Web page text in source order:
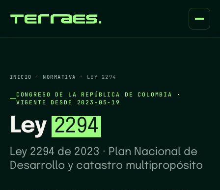
INICIO · NORMATIVA · LEY 2294
CONGRESO DE LA REPÚBLICA DE COLOMBIA
·
VIGENTE DESDE
2023-05-19
Ley 2294
Ley 2294 de 2023 · Plan Nacional de
Desarrollo y catastro multipropósito